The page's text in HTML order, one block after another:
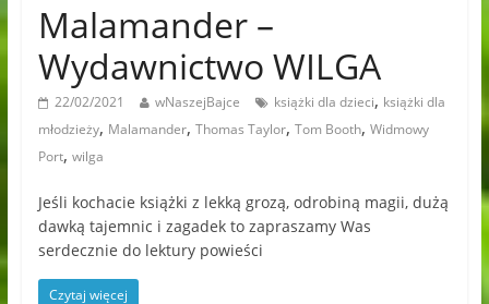
Malamander –
Wydawnictwo WILGA
22/02/2021 wNaszejBajce książki dla dzieci, książki dla
młodzieży, Malamander, Thomas Taylor, Tom Booth, Widmowy
Port, wilga
Jeśli kochacie książki z lekką grozą, odrobiną magii, dużą
dawką tajemnic i zagadek to zapraszamy Was
serdecznie do lektury powieści
Czytaj więcej